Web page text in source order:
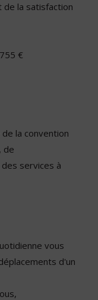
de la satisfaction
€
la convention
de
services à
vous
d'un